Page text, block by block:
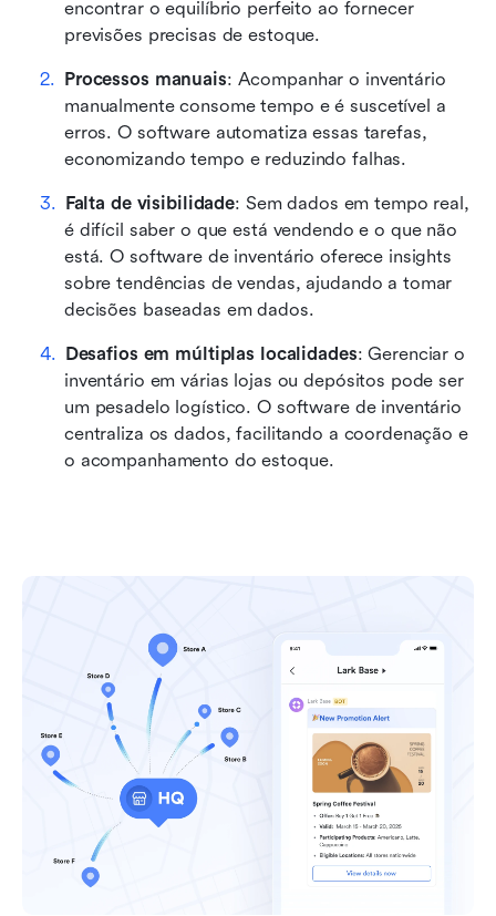
encontrar o equilíbrio perfeito ao fornecer
previsões precisas de estoque.
Processos manuais: Acompanhar o inventário
manualmente consome tempo e é suscetível a
erros. O software automatiza essas tarefas,
economizando tempo e reduzindo falhas.
Falta de visibilidade: Sem dados em tempo real,
é difícil saber o que está vendendo e o que não
está. O software de inventário oferece insights
sobre tendências de vendas, ajudando a tomar
decisões baseadas em dados.
Desafios em múltiplas localidades: Gerenciar o
inventário em várias lojas ou depósitos pode ser
um pesadelo logístico. O software de inventário
centraliza os dados, facilitando a coordenação e
o acompanhamento do estoque.